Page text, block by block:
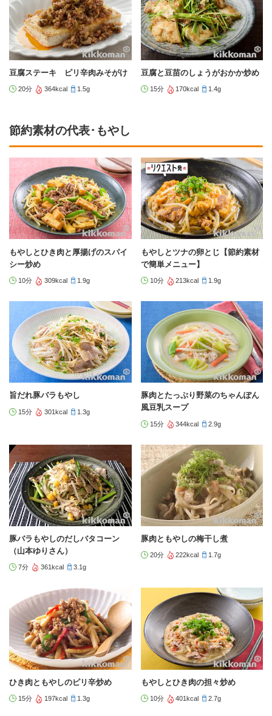
豆腐ステーキ ピリ辛肉みそがけ
20分 364kcal 1.5g
豆腐と豆苗のしょうがおかか炒め
15分 170kcal 1.4g
節約素材の代表･もやし
もやしとひき肉と厚揚げのスパイ
シー炒め
10分 309kcal 1.9g
もやしとツナの卵とじ【節約素材
で簡単メニュー】
10分 213kcal 1.9g
旨だれ豚バラもやし
15分 301kcal 1.3g
豚肉とたっぷり野菜のちゃんぽん
風豆乳スープ
15分 344kcal 2.9g
豚バラもやしのだしバタコーン
（山本ゆりさん）
7分 361kcal 3.1g
豚肉ともやしの梅干し煮
20分 222kcal 1.7g
ひき肉ともやしのピリ辛炒め
15分 197kcal 1.3g
もやしとひき肉の担々炒め
10分 401kcal 2.7g